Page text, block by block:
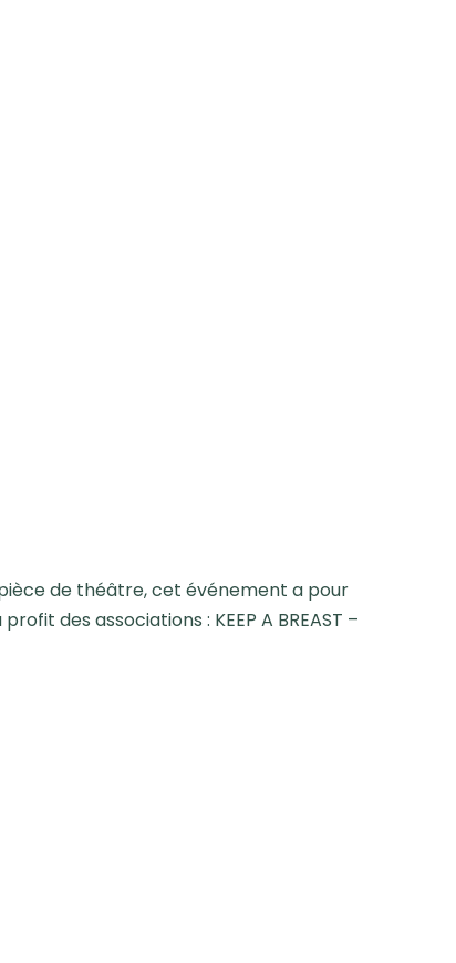
de théâtre, cet événement a pour
des associations : KEEP A BREAST –